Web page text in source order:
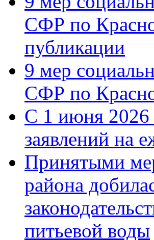
СФР по
публикации
9 мер
СФР по
С 1 июня 2026
заявлений на
Принятыми
района
питьевой воды